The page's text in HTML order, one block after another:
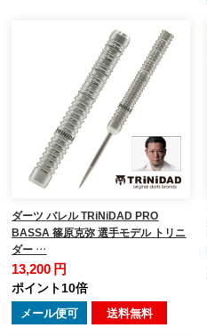
ダーツ バレル TRiNiDAD PRO
BASSA 篠原克弥 選手モデル トリニ
ダー …
13,200 円
ポイント10倍
メール便可 送料無料